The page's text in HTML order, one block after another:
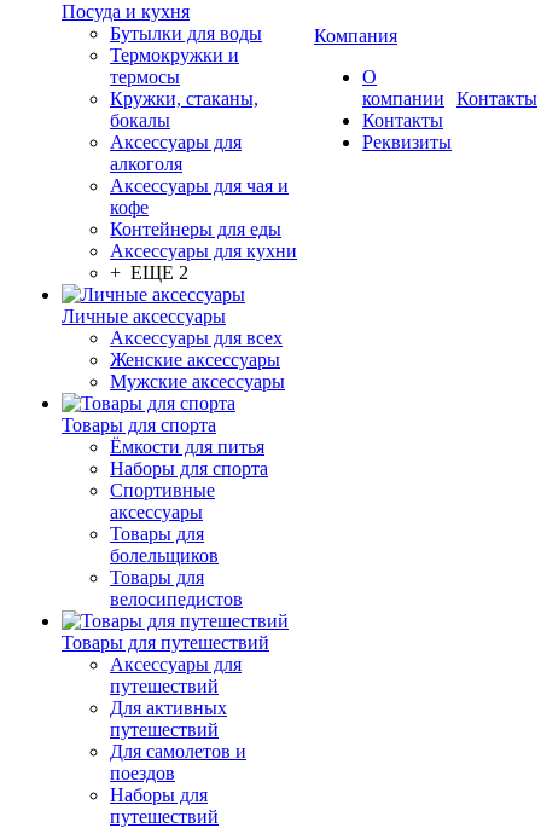
Посуда и кухня
Бутылки для воды
Термокружки и
термосы
Кружки, стаканы,
бокалы
Аксессуары для
алкоголя
Аксессуары для чая и
кофе
Контейнеры для еды
Аксессуары для кухни
+ ЕЩЕ 2
Личные аксессуары
Аксессуары для всех
Женские аксессуары
Мужские аксессуары
Товары для спорта
Ёмкости для питья
Наборы для спорта
Спортивные
аксессуары
Товары для
болельщиков
Товары для
велосипедистов
Товары для путешествий
Аксессуары для
путешествий
Для активных
путешествий
Для самолетов и
поездов
Наборы для
путешествий
Компания
О
компании
Контакты
Реквизиты
Контакты